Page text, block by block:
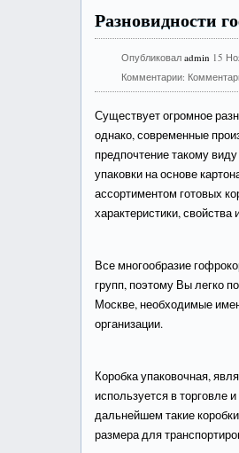
Разновидности
Опубликовалadmin 15
Комментарии:
Существует огромное
однако, современные
предпочтение такому
упаковки на основе
ассортиментом готовых
характеристики,
Все многообразие
групп, поэтому Вы легко
Москве, необходимые
организации.
Коробка упаковочная,
используется в торговле
дальнейшем такие
размера для